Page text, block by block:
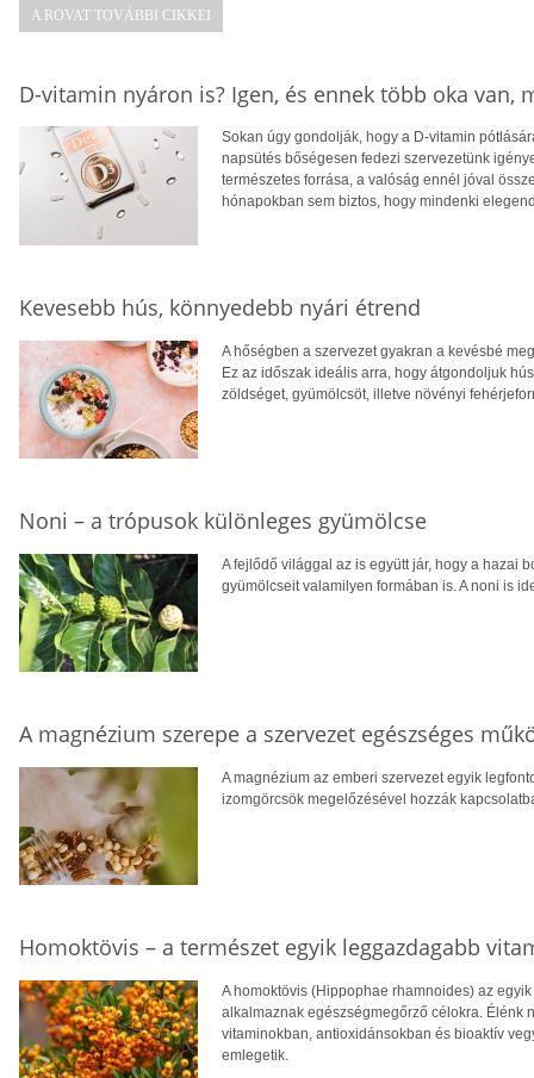
A ROVAT TOVÁBBI CIKKEI
D-vitamin nyáron is? Igen, és ennek több oka van,
Sokan úgy gondolják, hogy a D-vitamin
napsütés bőségesen fedezi szervezetünk
természetes forrása, a valóság ennél jóval
hónapokban sem biztos, hogy mindenki
Kevesebb hús, könnyedebb nyári étrend
A hőségben a szervezet gyakran a kevésbé
Ez az időszak ideális arra, hogy átgondoljuk
zöldséget, gyümölcsöt, illetve növényi
Noni – a trópusok különleges gyümölcse
A fejlődő világgal az is együtt jár, hogy a hazai
gyümölcseit valamilyen formában is. A noni is
A magnézium szerepe a szervezet egészséges
A magnézium az emberi szervezet egyik
izomgörcsök megelőzésével hozzák
Homoktövis – a természet egyik leggazdagabb
A homoktövis (Hippophae rhamnoides) az
alkalmaznak egészségmegőrző célokra. Élénk
vitaminokban, antioxidánsokban és bioaktív
emlegetik.